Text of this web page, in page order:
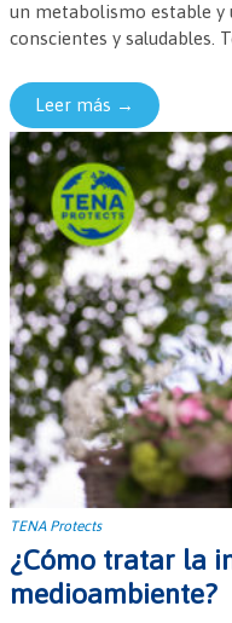
un metabolismo estable
conscientes y saludables.
Leer más →
TENA Protects
¿Cómo tratar la
medioambiente?